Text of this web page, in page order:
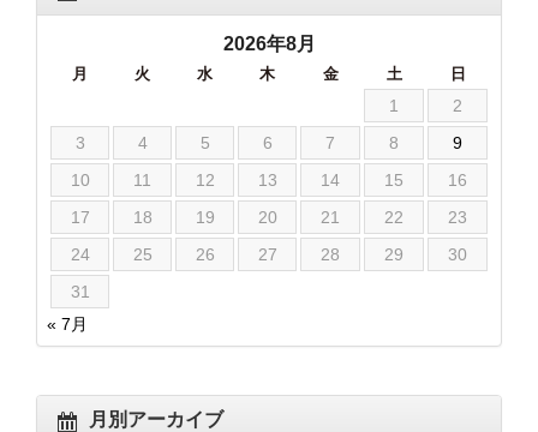
2026年8月
月 火 水 木 金 土 日
1
2
3
4 5 6 7 8
9
10
11 12 13 14 15
16
17
18 19 20 21 22
23
24
25 26 27 28 29
30
31
« 7月
月別アーカイブ